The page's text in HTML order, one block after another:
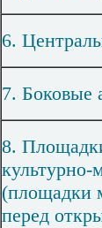
6.
7. Боковые
8.
культурно-
(площадки
перед